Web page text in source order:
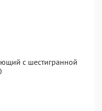
с шестигранной